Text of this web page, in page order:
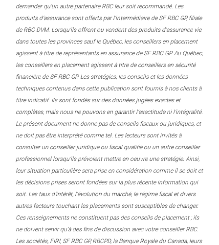
demander qu’un autre partenaire RBC leur soit recommandé. Les
produits d’assurance sont offerts par l’intermédiaire de SF RBC GP, filiale
de RBC DVM. Lorsqu’ils offrent ou vendent des produits d’assurance vie
dans toutes les provinces sauf le Québec, les conseillers en placement
agissent à titre de représentants en assurance de SF RBC GP. Au Québec,
les conseillers en placement agissent à titre de conseillers en sécurité
financière de SF RBC GP. Les stratégies, les conseils et les données
techniques contenus dans cette publication sont fournis à nos clients à
titre indicatif. Ils sont fondés sur des données jugées exactes et
complètes, mais nous ne pouvons en garantir l’exactitude ni l’intégralité.
Le présent document ne donne pas de conseils fiscaux ou juridiques, et
ne doit pas être interprété comme tel. Les lecteurs sont invités à
consulter un conseiller juridique ou fiscal qualifié ou un autre conseiller
professionnel lorsqu’ils prévoient mettre en oeuvre une stratégie. Ainsi,
leur situation particulière sera prise en considération comme il se doit et
les décisions prises seront fondées sur la plus récente information qui
soit. Les taux d’intérêt, l’évolution du marché, le régime fiscal et divers
autres facteurs touchant les placements sont susceptibles de changer.
Ces renseignements ne constituent pas des conseils de placement ; ils
ne doivent servir qu’à des fins de discussion avec votre conseiller RBC.
Les sociétés, FIRI, SF RBC GP, RBCPD, la Banque Royale du Canada, leurs